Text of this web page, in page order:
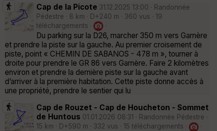
Cap de la Picote 31.12.2025 13:00 · Randonnée
Pédestre · 8 km · D+240 m · 360 vus · 19
téléchargements ·
·
Du parking sur la D26, marcher 350 m vers Garnère
et prendre la piste sur la gauche. Au premier croisement de
piste, point « CHEMIN DE SABANOS - 478 m », tourner à
droite pour prendre le GR 86 vers Garnère. Faire 2 kilomètres
environ et prendre la dernière piste sur la gauche avant
d’arriver à la première habitation. Cette piste donne accès à
une propriété, prendre le sentier qui lu
Cap de Rouzet - Cap de Houcheton - Sommet
de Huntous 01.01.2026 08:31 · Randonnée Pédestre ·
15 km · D+590 m · 332 vus · 15 téléchargements ·
·